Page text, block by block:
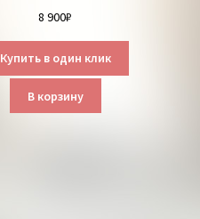
8 900₽
Купить в один клик
В корзину